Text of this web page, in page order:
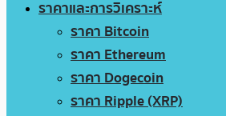
ราคาและการวิเคราะห์
ราคา Bitcoin
ราคา Ethereum
ราคา Dogecoin
ราคา Ripple (XRP)